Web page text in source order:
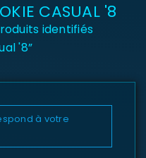
CASUAL '8
identifiés
'8”
à votre